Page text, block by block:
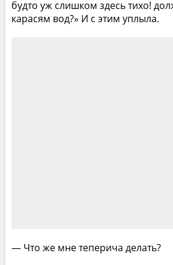
будто уж слишком здесь тихо!
карасям вод?» И с этим уплыла.
— Что же мне теперича делать?